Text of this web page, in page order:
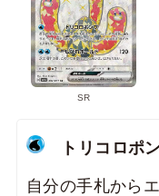
SR
トリコロポ
自分の手札から